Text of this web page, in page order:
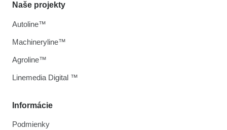
Informácie
Podmienky
Naše projekty
Autoline™
Machineryline™
Agroline™
Linemedia Digital ™